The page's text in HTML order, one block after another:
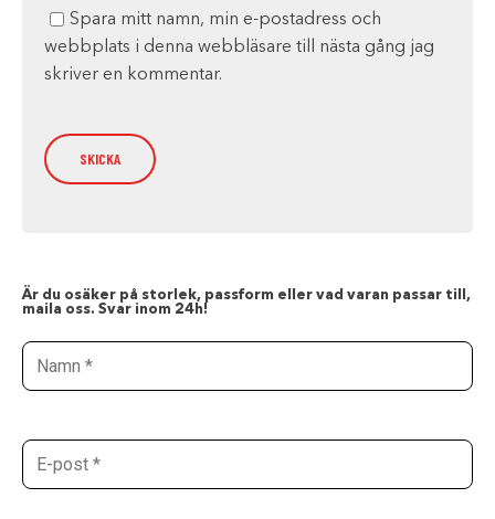
Spara mitt namn, min e-postadress och
webbplats i denna webbläsare till nästa gång jag
skriver en kommentar.
Är du osäker på storlek, passform eller vad varan passar till,
maila oss. Svar inom 24h!